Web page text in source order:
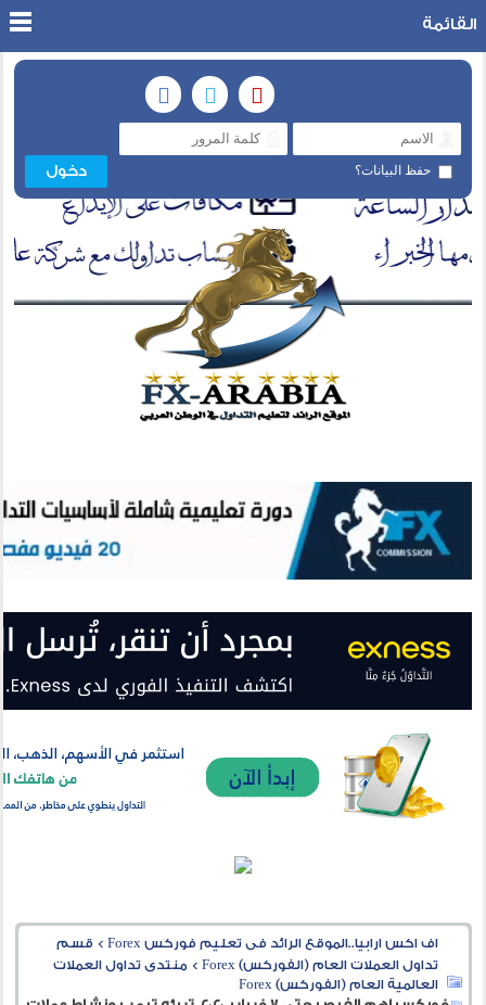
حفظ البيانات؟
القائمة
اف اكس ارابيا..الموقع الرائد فى تعليم فوركس Forex > قسم
تداول العملات العام (الفوركس) Forex
> منتدى تداول العملات
العالمية العام (الفوركس) Forex